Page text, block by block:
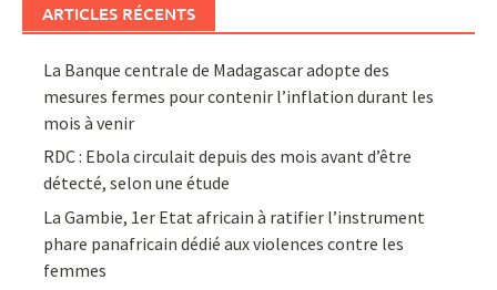
ARTICLES RÉCENTS
La Banque centrale de Madagascar adopte des
mesures fermes pour contenir l’inflation durant les
mois à venir
RDC : Ebola circulait depuis des mois avant d’être
détecté, selon une étude
La Gambie, 1er Etat africain à ratifier l’instrument
phare panafricain dédié aux violences contre les
femmes